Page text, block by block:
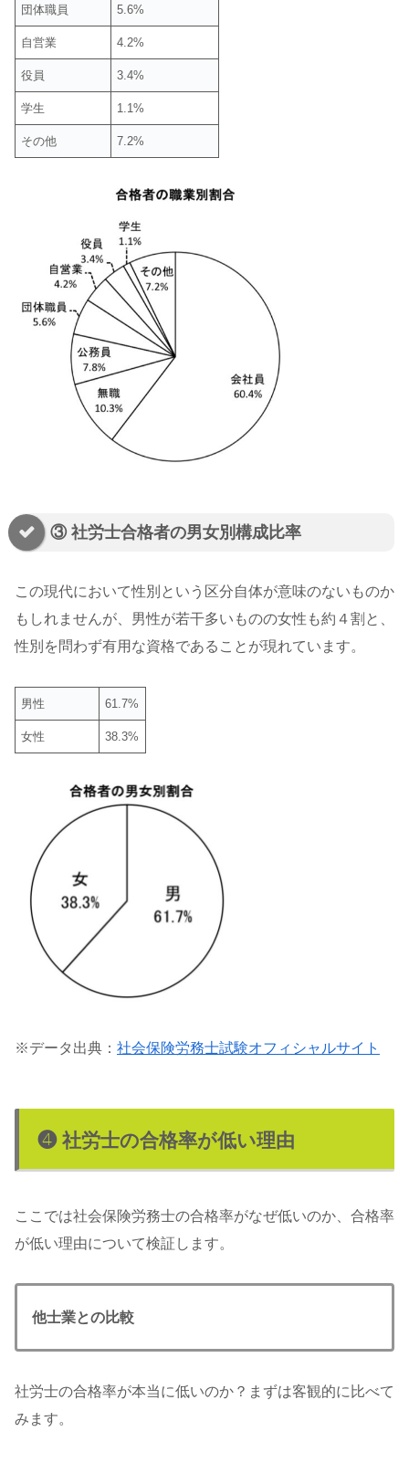
団体職員 5.6%
自営業 4.2%
役員 3.4%
学生 1.1%
その他 7.2%
③ 社労士合格者の男女別構成比率
この現代において性別という区分自体が意味のないものか
もしれませんが、男性が若干多いものの女性も約４割と、
性別を問わず有用な資格であることが現れています。
男性 61.7%
女性 38.3%
※データ出典： 社会保険労務士試験オフィシャルサイト
❹ 社労士の合格率が低い理由
ここでは社会保険労務士の合格率がなぜ低いのか、合格率
が低い理由について検証します。
他士業との比較
社労士の合格率が本当に低いのか？まずは客観的に比べて
みます。